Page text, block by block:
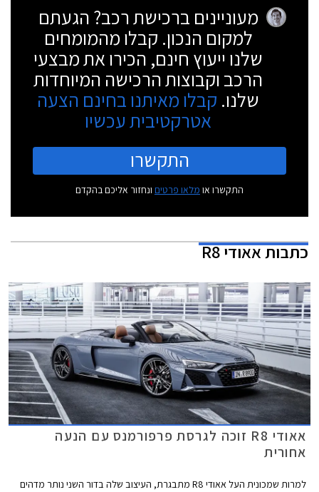
מעוניינים ברכישת רכב? הגעתם
למקום הנכון. קבלו מהמומחים
שלנו ייעוץ חינם, הכירו את מבצעי
הרכב וקבוצות הרכישה המיוחדות
שלנו. קבלו מאיתנו בחינם הצעה
אטרקטיבית עכשיו
התקשרו
התקשרו או מלאו פרטים ונחזור אליכם בהקדם
כתבותאאודי R8
אאודי R8 זוכה לגרסת פרפורמנס עם הנעה
אחורית
למרות שמכונית העל אאודי R8 מתבגרת, העיצוב שלה בדור השני נותר מדהים